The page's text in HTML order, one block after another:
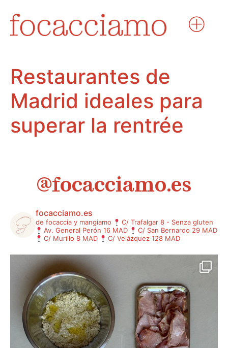
Restaurantes de
Madrid ideales para
superar la rentrée
@focacciamo.es
focacciamo.es
de focaccia y mangiamo
C/ Trafalgar 8 - Senza gluten
Av. General Perón 16 MAD
C/ San Bernardo 29 MAD
C/ Murillo 8 MAD
C/ Velázquez 128 MAD